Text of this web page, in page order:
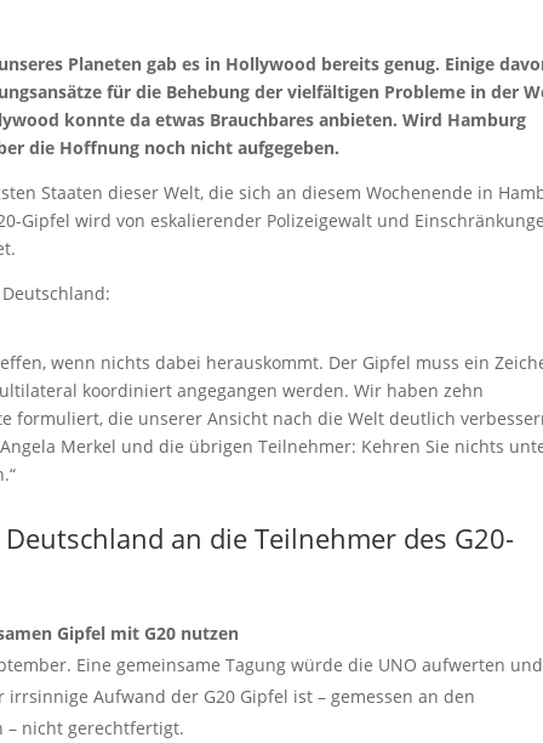
Planeten gab es in Hollywood bereits genug. Einige
für die Behebung der vielfältigen Probleme in der
konnte da etwas Brauchbares anbieten. Wird Hamburg
die Hoffnung noch nicht aufgegeben.
Staaten dieser Welt, die sich an diesem Wochenende in
Gipfel wird von eskalierender Polizeigewalt und
wenn nichts dabei herauskommt. Der Gipfel muss ein
koordiniert angegangen werden. Wir haben zehn
formuliert, die unserer Ansicht nach die Welt deutlich
Merkel und die übrigen Teilnehmer: Kehren Sie nichts
an die Teilnehmer des G20-
Gipfel mit G20 nutzen
Eine gemeinsame Tagung würde die UNO aufwerten und
Aufwand der G20 Gipfel ist – gemessen an den
– nicht gerechtfertigt.